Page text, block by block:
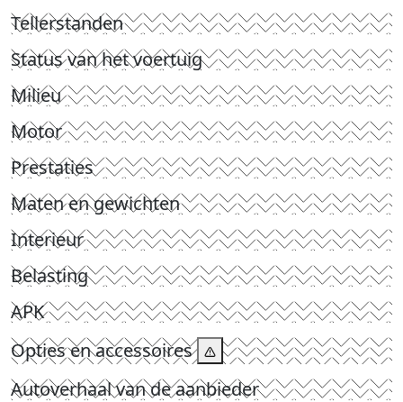
Tellerstanden
Status van het voertuig
Milieu
Motor
Prestaties
Maten en gewichten
Interieur
Belasting
APK
Opties en accessoires
Autoverhaal van de aanbieder